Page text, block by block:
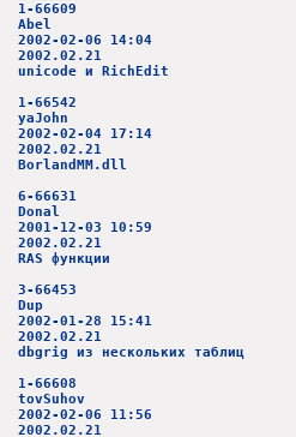
1-66609
Abel
2002-02-06 14:04
2002.02.21
unicode и RichEdit
1-66542
yaJohn
2002-02-04 17:14
2002.02.21
BorlandMM.dll
6-66631
Donal
2001-12-03 10:59
2002.02.21
RAS функции
3-66453
Dup
2002-01-28 15:41
2002.02.21
dbgrig из нескольких таблиц
1-66608
tovSuhov
2002-02-06 11:56
2002.02.21